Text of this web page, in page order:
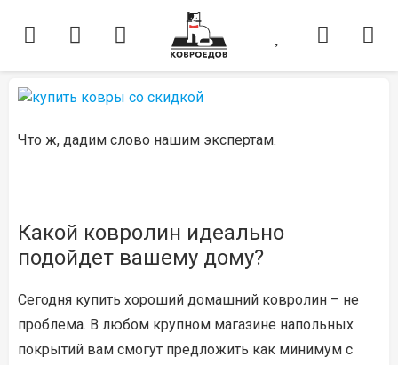
Что ж, дадим слово нашим экспертам.
Какой ковролин идеально
подойдет вашему дому?
Сегодня купить хороший домашний ковролин – не
проблема. В любом крупном магазине напольных
покрытий вам смогут предложить как минимум с